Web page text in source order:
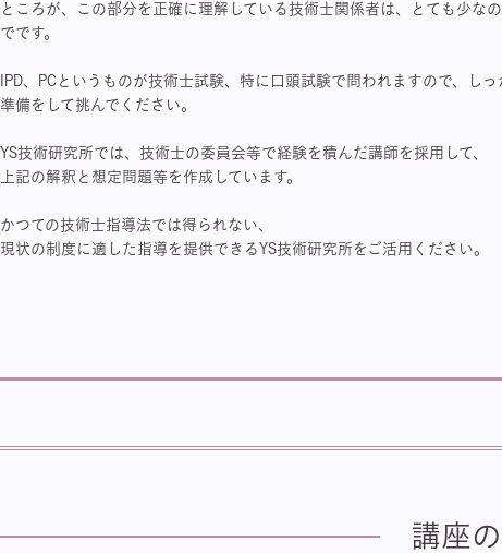
ところが、この部分を正確に理解している技術士関係者は、とても少な
でです。
IPD、PCというものが技術士試験、特に口頭試験で問われますので、しっ
準備をして挑んでください。
YS技術研究所では、技術士の委員会等で経験を積んだ講師を採用して、
上記の解釈と想定問題等を作成しています。
かつての技術士指導法では得られない、
現状の制度に適した指導を提供できるYS技術研究所をご活用ください。
講座